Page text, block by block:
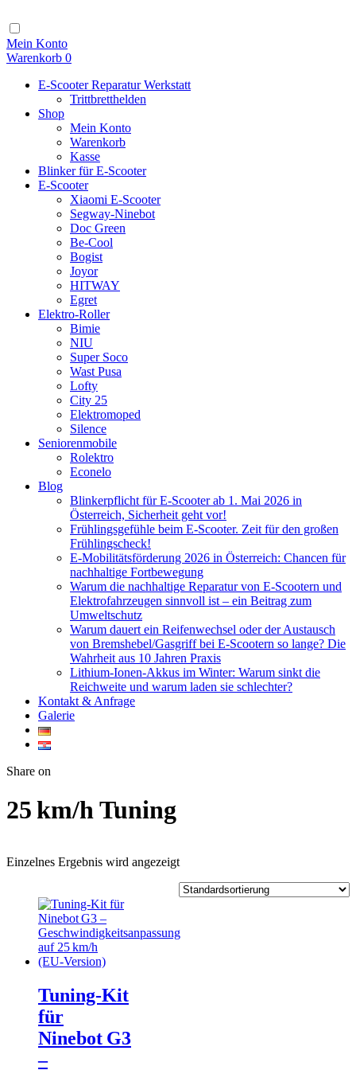
Inhalt
Mein Konto
Warenkorb 0
E-Scooter Reparatur Werkstatt
Trittbretthelden
Shop
Mein Konto
Warenkorb
Kasse
Blinker für E-Scooter
E-Scooter
Xiaomi E-Scooter
Segway-Ninebot
Doc Green
Be-Cool
Bogist
Joyor
HITWAY
Egret
Elektro-Roller
Bimie
NIU
Super Soco
Wast Pusa
Lofty
City 25
Elektromoped
Silence
Seniorenmobile
Rolektro
Econelo
Blog
Blinkerpflicht für E-Scooter ab 1. Mai 2026 in
Österreich, Sicherheit geht vor!
Frühlingsgefühle beim E-Scooter. Zeit für den großen
Frühlingscheck!
E-Mobilitätsförderung 2026 in Österreich: Chancen für
nachhaltige Fortbewegung
Warum die nachhaltige Reparatur von E-Scootern und
Elektrofahrzeugen sinnvoll ist – ein Beitrag zum
Umweltschutz
Warum dauert ein Reifenwechsel oder der Austausch
von Bremshebel/Gasgriff bei E-Scootern so lange? Die
Wahrheit aus 10 Jahren Praxis
Lithium-Ionen-Akkus im Winter: Warum sinkt die
Reichweite und warum laden sie schlechter?
Kontakt & Anfrage
Galerie
Share on
25 km/h Tuning
Einzelnes Ergebnis wird angezeigt
Tuning‑Kit
für
Ninebot G3
–